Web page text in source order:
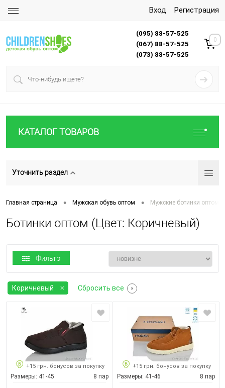
Вход Регистрация
(095) 88-57-525
(067) 88-57-525
(073) 88-57-525
0
КАТАЛОГ ТОВАРОВ
Уточнить раздел
Главная страница • Мужская обувь оптом • Мужские ботинки оптом
Ботинки оптом (Цвет: Коричневый)
Фильтр
Коричневый Сбросить все
+15 грн. бонусов за покупку
Размеры: 41-45 8 пар
+15 грн. бонусов за покупку
Размеры: 41-46 8 пар